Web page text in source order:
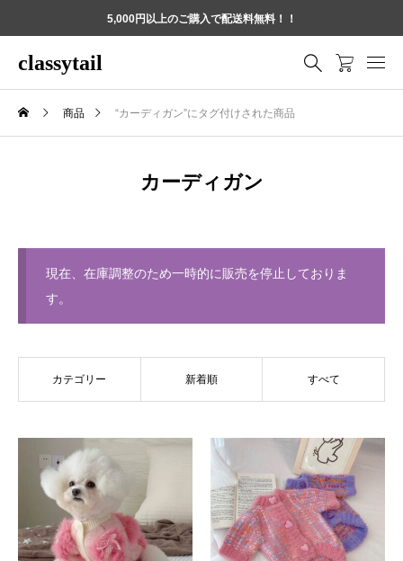
5,000円以上のご購入で配送料無料！！
classytail
商品 “カーディガン”にタグ付けされた商品
カーディガン
現在、在庫調整のため一時的に販売を停止しておりま
す。
カテゴリー 新着順 すべて